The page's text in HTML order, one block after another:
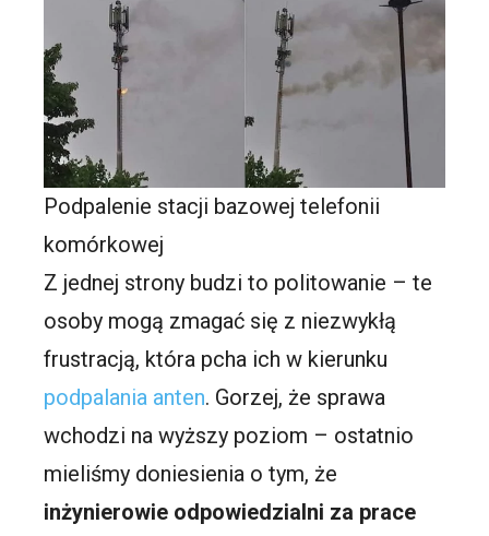
Podpalenie stacji bazowej telefonii
komórkowej
Z jednej strony budzi to politowanie – te
osoby mogą zmagać się z niezwykłą
frustracją, która pcha ich w kierunku
podpalania anten. Gorzej, że sprawa
wchodzi na wyższy poziom – ostatnio
mieliśmy doniesienia o tym, że
inżynierowie odpowiedzialni za prace